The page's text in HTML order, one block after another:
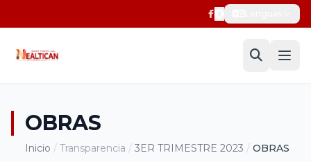
OBRAS
Inicio / Transparencia / 3ER TRIMESTRE 2023 / OBRAS